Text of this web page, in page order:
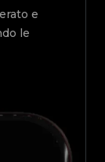
e
le